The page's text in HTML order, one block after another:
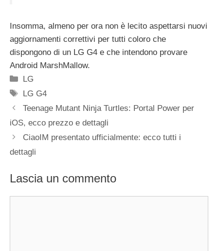
Insomma, almeno per ora non è lecito aspettarsi nuovi
aggiornamenti correttivi per tutti coloro che
dispongono di un LG G4 e che intendono provare
Android MarshMallow.
Categorie
LG
Tag
LG G4
Teenage Mutant Ninja Turtles: Portal Power per
iOS, ecco prezzo e dettagli
CiaoIM presentato ufficialmente: ecco tutti i
dettagli
Lascia un commento